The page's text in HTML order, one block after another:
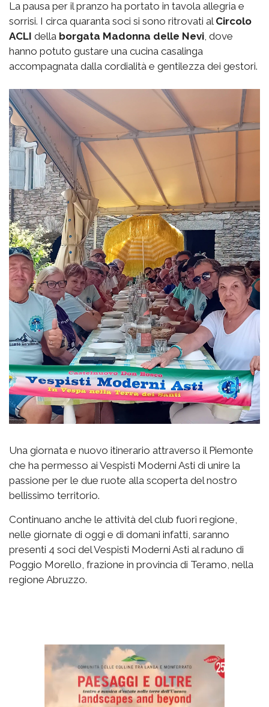
La pausa per il pranzo ha portato in tavola allegria e
sorrisi. I circa quaranta soci si sono ritrovati al Circolo
ACLI della borgata Madonna delle Nevi, dove
hanno potuto gustare una cucina casalinga
accompagnata dalla cordialità e gentilezza dei gestori.
Una giornata e nuovo itinerario attraverso il Piemonte
che ha permesso ai Vespisti Moderni Asti di unire la
passione per le due ruote alla scoperta del nostro
bellissimo territorio.
Continuano anche le attività del club fuori regione,
nelle giornate di oggi e di domani infatti, saranno
presenti 4 soci del Vespisti Moderni Asti al raduno di
Poggio Morello, frazione in provincia di Teramo, nella
regione Abruzzo.